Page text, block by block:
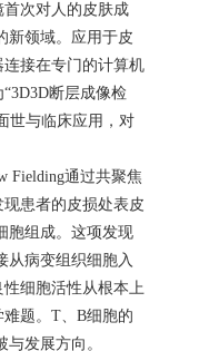
次对人的皮肤成
新领域。应用于皮
接在专门的计算机
断层成像检
世与临床应用，对
通过共聚焦
患者的皮损处表皮
胞组成。这项发现
从病变组织细胞入
细胞活性从根本上
题。T、B细胞的
发展方向。